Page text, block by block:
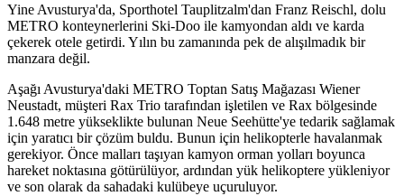
Yine Avusturya'da, Sporthotel Tauplitzalm'dan Franz Reischl, dolu
METRO konteynerlerini Ski-Doo ile kamyondan aldı ve karda
çekerek otele getirdi. Yılın bu zamanında pek de alışılmadık bir
manzara değil.
Aşağı Avusturya'daki METRO Toptan Satış Mağazası Wiener
Neustadt, müşteri Rax Trio tarafından işletilen ve Rax bölgesinde
1.648 metre yükseklikte bulunan Neue Seehütte'ye tedarik sağlamak
için yaratıcı bir çözüm buldu. Bunun için helikopterle havalanmak
gerekiyor. Önce malları taşıyan kamyon orman yolları boyunca
hareket noktasına götürülüyor, ardından yük helikoptere yükleniyor
ve son olarak da sahadaki kulübeye uçuruluyor.